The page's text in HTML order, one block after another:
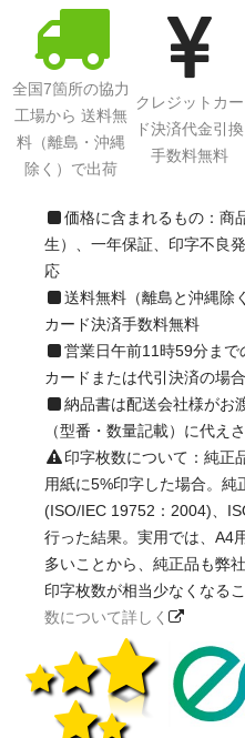
全国7箇所の協力
工場から 送料無
料（離島・沖縄
除く）で出荷
クレジットカー
ド決済代金引換
手数料無料
価格に含まれるもの：商
生）、一年保証、印字不良
応
送料無料（離島と沖縄除
カード決済手数料無料
営業日午前11時59分まで
カードまたは代引決済の場合
納品書は配送会社様がお
（型番・数量記載）に代え
印字枚数について：純正
用紙に5%印字した場合。
(ISO/IEC 19752：2004)、
行った結果。実用では、A4
多いことから、純正品も弊
印字枚数が相当少なくなる
数について詳しく